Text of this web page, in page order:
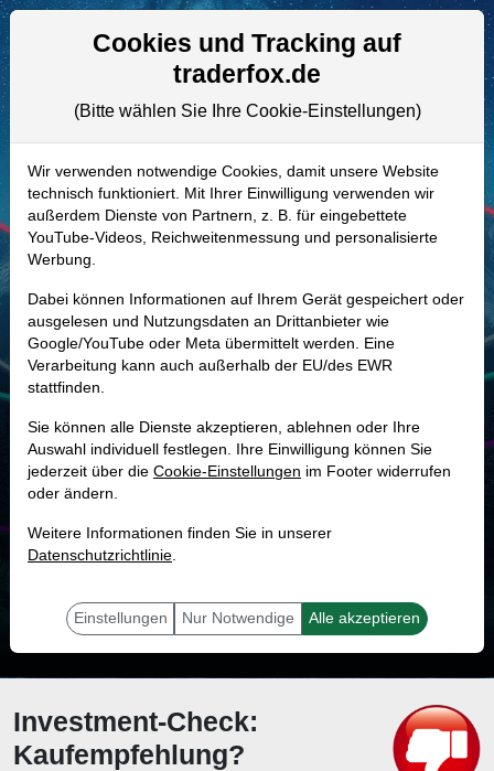
Aktien- und Artikelsuche
888499 | REG–Regency Centers
Aktie
Realtime-Aktienkurs:
- - -
-
Marktkapitalisierung 14,12 Mrd. USD
Unternehmenswert
Umsatz 1,55 Mrd. USD
75.8 %
mit dieser Aktie erfolgreich sein.
Investment-Check:
Kaufempfehlung?
Cookies und Tracking auf
traderfox.de
(Bitte wählen Sie Ihre Cookie-Einstellungen)
Wir verwenden notwendige Cookies, damit unsere Website
technisch funktioniert. Mit Ihrer Einwilligung verwenden wir
außerdem Dienste von Partnern, z. B. für eingebettete
YouTube-Videos, Reichweitenmessung und personalisierte
Werbung.
Dabei können Informationen auf Ihrem Gerät gespeichert oder
ausgelesen und Nutzungsdaten an Drittanbieter wie
Google/YouTube oder Meta übermittelt werden. Eine
Verarbeitung kann auch außerhalb der EU/des EWR
stattfinden.
Sie können alle Dienste akzeptieren, ablehnen oder Ihre
Auswahl individuell festlegen. Ihre Einwilligung können Sie
jederzeit über die Cookie-Einstellungen im Footer widerrufen
oder ändern.
Weitere Informationen finden Sie in unserer
Datenschutzrichtlinie.
Einstellungen Nur Notwendige Alle akzeptieren